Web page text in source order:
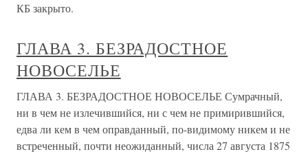
КБ закрыто.
ГЛАВА 3. БЕЗРАДОСТНОЕ
НОВОСЕЛЬЕ
ГЛАВА 3. БЕЗРАДОСТНОЕ НОВОСЕЛЬЕ Сумрачный,
ни в чем не излечившийся, ни с чем не примирившийся,
едва ли кем в чем оправданный, по-видимому никем и не
встреченный, почти неожиданный, числа 27 августа 1875